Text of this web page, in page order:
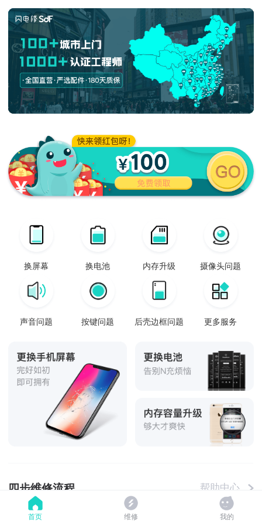
换屏幕 换电池 内存升级 摄像头问题
声音问题 按键问题 后壳边框问题 更多服务
四步维修流程 帮助中心
首页 维修 我的